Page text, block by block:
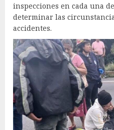
inspecciones en cada una
determinar las
accidentes.